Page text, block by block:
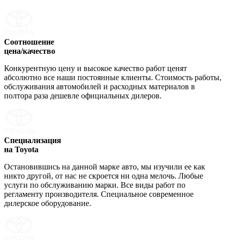
Соотношение
цена/качество
Конкурентную цену и высокое качество работ ценят
абсолютно все наши постоянные клиенты. Стоимость работы,
обслуживания автомобилей и расходных материалов в
полтора раза дешевле официальных дилеров.
Специализация
на Toyota
Остановившись на данной марке авто, мы изучили ее как
никто другой, от нас не скроется ни одна мелочь. Любые
услуги по обслуживанию марки. Все виды работ по
регламенту производителя. Специальное современное
дилерское оборудование.